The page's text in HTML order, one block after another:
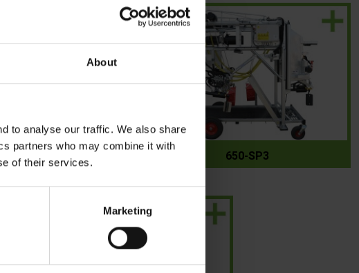
About
to analyse our traffic. We also share
partners who may combine it with
of their services.
Marketing
800-1 650-SP3